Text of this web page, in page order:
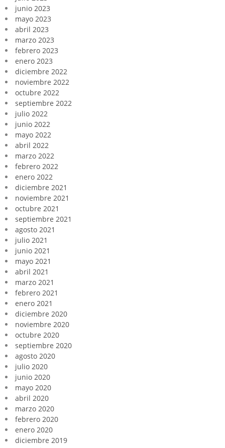
junio 2023
mayo 2023
abril 2023
marzo 2023
febrero 2023
enero 2023
diciembre 2022
noviembre 2022
octubre 2022
septiembre 2022
julio 2022
junio 2022
mayo 2022
abril 2022
marzo 2022
febrero 2022
enero 2022
diciembre 2021
noviembre 2021
octubre 2021
septiembre 2021
agosto 2021
julio 2021
junio 2021
mayo 2021
abril 2021
marzo 2021
febrero 2021
enero 2021
diciembre 2020
noviembre 2020
octubre 2020
septiembre 2020
agosto 2020
julio 2020
junio 2020
mayo 2020
abril 2020
marzo 2020
febrero 2020
enero 2020
diciembre 2019